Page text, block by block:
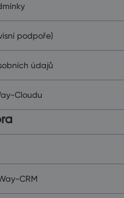
podpoře)
údajů
Cloudu
CRM